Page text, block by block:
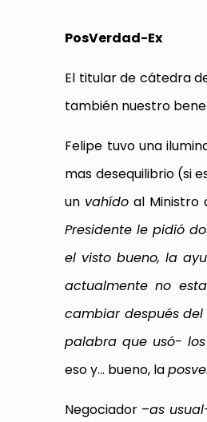
PosVerdad-Ex
El titular de cátedra
también nuestro
Felipe tuvo una
mas desequilibrio (si
un vahído al Ministro
Presidente le pidió
el visto bueno, la
actualmente no
cambiar después
palabra que usó-
eso y… bueno, la
Negociador –as